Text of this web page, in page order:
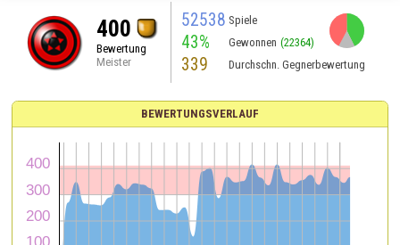
400
Bewertung
Meister
52538 Spiele
43% Gewonnen (22364)
339 Durchschn. Gegnerbewertung
BEWERTUNGSVERLAUF